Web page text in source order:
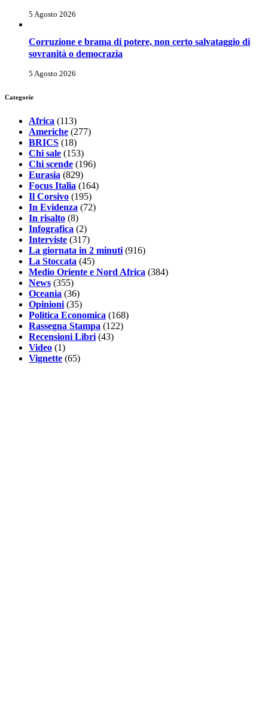
5 Agosto 2026
Corruzione e brama di potere, non certo salvataggio di
sovranità o democrazia
5 Agosto 2026
Categorie
Africa (113)
Americhe (277)
BRICS (18)
Chi sale (153)
Chi scende (196)
Eurasia (829)
Focus Italia (164)
Il Corsivo (195)
In Evidenza (72)
In risalto (8)
Infografica (2)
Interviste (317)
La giornata in 2 minuti (916)
La Stoccata (45)
Medio Oriente e Nord Africa (384)
News (355)
Oceania (36)
Opinioni (35)
Politica Economica (168)
Rassegna Stampa (122)
Recensioni Libri (43)
Video (1)
Vignette (65)